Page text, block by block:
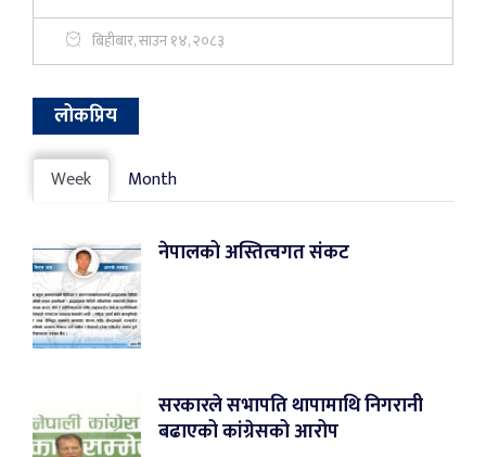
बिहीबार, साउन १४, २०८३
लोकप्रिय
Week Month
नेपालको अस्तित्वगत संकट
सरकारले सभापति थापामाथि निगरानी
बढाएको कांग्रेसको आरोप